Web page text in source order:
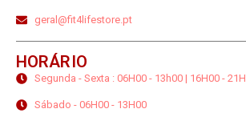
geral@fit4lifestore.pt
HORÁRIO
Segunda - Sexta : 06H00 - 13h00 | 16H00 -
Sábado - 06H00 - 13H00